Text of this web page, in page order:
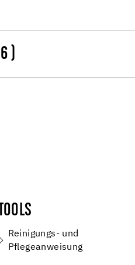
)
TOOLS
Reinigungs- und
Pflegeanweisung